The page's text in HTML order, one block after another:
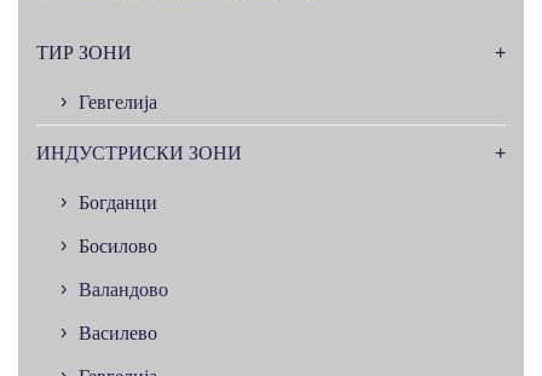
ТИР ЗОНИ
Гевгелија
ИНДУСТРИСКИ ЗОНИ
Богданци
Босилово
Валандово
Василево